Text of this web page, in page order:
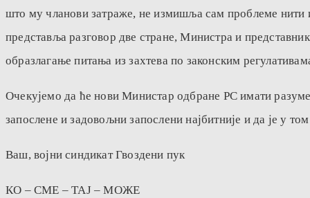
што му чланови затраже, не измишља сам проблеме нити
представља разговор две стране, Министра и
образлагање питања из захтева по законским
Очекујемо да ће нови Министар одбране РС имати
запослене и задовољни запослени најбитније и да је у
Ваш, војни синдикат Гвоздени пук
КО – СМЕ – ТАЈ – МОЖЕ